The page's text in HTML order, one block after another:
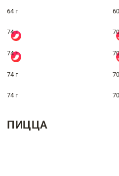
64 г
74 г
74 г
74 г
74 г
ПИЦЦА